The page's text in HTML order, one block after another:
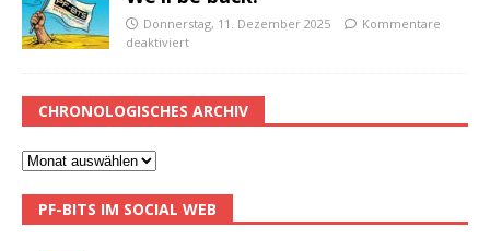
Donnerstag, 11. Dezember 2025
Kommentare
deaktiviert
CHRONOLOGISCHES ARCHIV
PF-BITS IM SOCIAL WEB